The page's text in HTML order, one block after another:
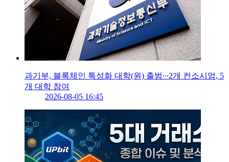
과기부, 블록체인 특성화 대학(원) 출범∙∙∙2개 컨소시엄, 5
개 대학 참여
2026-08-05 16:45